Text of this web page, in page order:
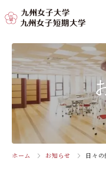
受験生の方へ
在学生の方へ
卒業生の方へ
保護者の方へ
総合案内
学長メッセージ
キャンパスマップ・施
教育理念・学則
学部・学科
九州女子大学
家政学部
学部・学科
九州女子短期大学
子ども健康学科
学生生活
キャンパスカレンダー
学納金
奨学金
就職情報
就職活動年間スケジュ
就職対策講座・ガイダ
就職・キャリア支援
入試情報
入学試験要項・提出書
入試日程・科目
出願方法
交通アクセス
ホーム お知らせ 日々